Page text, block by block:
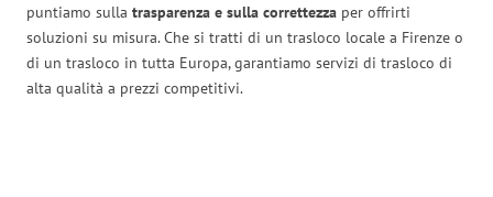
puntiamo sulla trasparenza e sulla correttezza per offrirti
soluzioni su misura. Che si tratti di un trasloco locale a Firenze o
di un trasloco in tutta Europa, garantiamo servizi di trasloco di
alta qualità a prezzi competitivi.